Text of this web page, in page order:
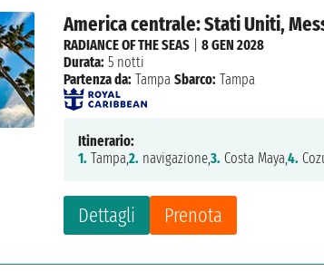
America centrale: Stati Uniti,
Dettagli Prenota
RADIANCE OF THE SEAS |8 GEN 2028
Durata: 5 notti
Partenza da: Tampa Sbarco: Tampa
Itinerario:
1. Tampa,2. navigazione,3. Costa Maya,4.